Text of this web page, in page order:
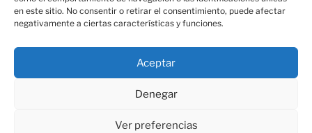
en este sitio. No consentir o retirar el consentimiento, puede afectar
negativamente a ciertas características y funciones.
Aceptar
Denegar
Ver preferencias